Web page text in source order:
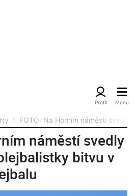
FOTO: Na Horním náměstí
náměstí svedly
bitvu v